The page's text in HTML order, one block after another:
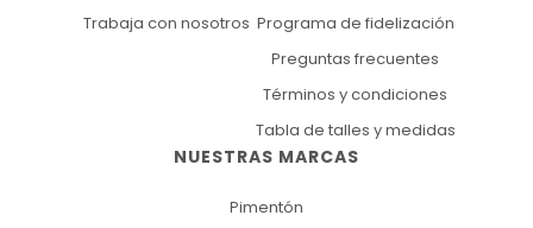
NUESTRAS MARCAS
Pimentón
Programa de fidelización
Preguntas frecuentes
Términos y condiciones
Tabla de talles y medidas
Trabaja con nosotros